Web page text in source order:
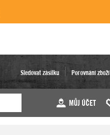
Sledovat zásilku Porovnání zboží
MŮJ ÚČET